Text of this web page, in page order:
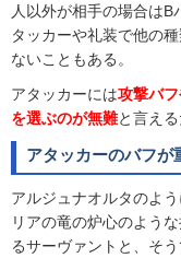
人以外が相手の場合は
タッカーや礼装で他の
ないこともある。
アタッカーには攻撃バ
を選ぶのが無難と言える
アタッカーのバフが
アルジュナオルタのよ
リアの竜の炉心のよう
るサーヴァントと、そ